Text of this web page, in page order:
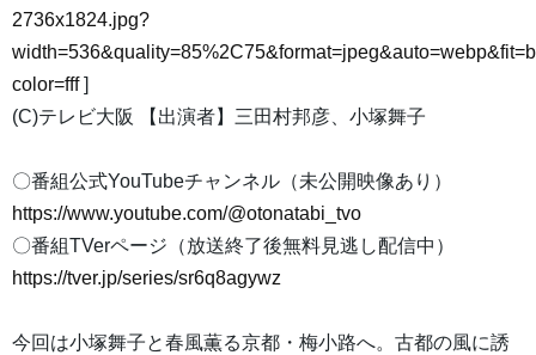
2736x1824.jpg?
color=fff]
(C)テレビ大阪 【出演者】三田村邦彦、小塚舞子
〇番組公式YouTubeチャンネル（未公開映像あり）
https://www.youtube.com/@otonatabi_tvo
〇番組TVerページ（放送終了後無料見逃し配信中）
https://tver.jp/series/sr6q8agywz
今回は小塚舞子と春風薫る京都・梅小路へ。古都の風に誘